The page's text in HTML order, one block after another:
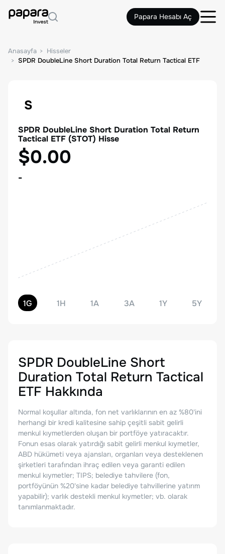
Papara Hesabı Aç
Anasayfa
Hisseler
SPDR DoubleLine Short Duration Total Return Tactical ETF
S
SPDR DoubleLine Short Duration Total Return
Tactical ETF (STOT) Hisse
$0.00
-
1G 1H 1A 3A 1Y 5Y
SPDR DoubleLine Short
Duration Total Return Tactical
ETF Hakkında
Normal koşullar altında, fon net varlıklarının en az %80'ini
herhangi bir kredi kalitesine sahip çeşitli sabit gelirli
menkul kıymetlerden oluşan bir portföye yatıracaktır.
Fonun esas olarak yatırdığı sabit gelirli menkul kıymetler,
ABD hükümeti veya ajansları, organları veya desteklenen
şirketleri tarafından ihraç edilen veya garanti edilen
menkul kıymetler; TIPS; belediye tahvilere (fon,
portföyünün %20'sine kadar belediye tahvillerine yatırım
yapabilir); varlık destekli menkul kıymetler; vb. olarak
tanımlanmaktadır.